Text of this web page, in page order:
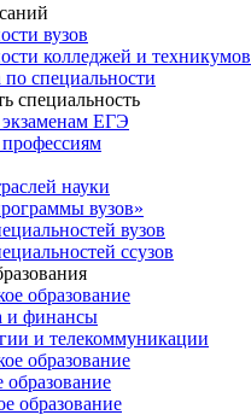
вузов
колледжей и техникумов
по специальности
специальность
ЕГЭ
науки
вузов»
вузов
ссузов
образование
и финансы
и телекоммуникации
образование
образование
образование